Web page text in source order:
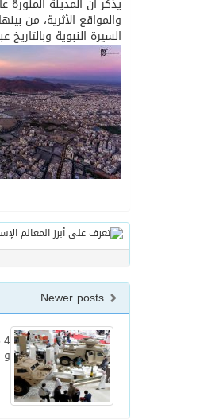
والمواقع الأثرية، من
السيرة النبوية وبالتاريخ
و